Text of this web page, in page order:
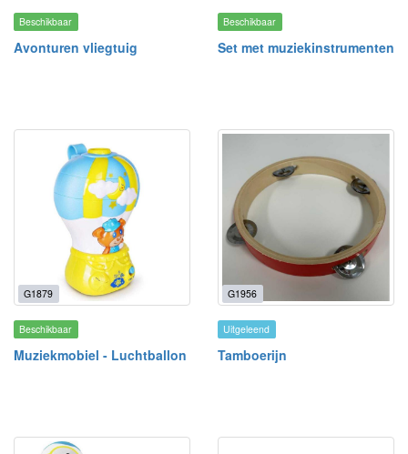
Beschikbaar
Avonturen vliegtuig
Beschikbaar
Set met muziekinstrumenten
G1879
Beschikbaar
Muziekmobiel - Luchtballon
G1956
Uitgeleend
Tamboerijn